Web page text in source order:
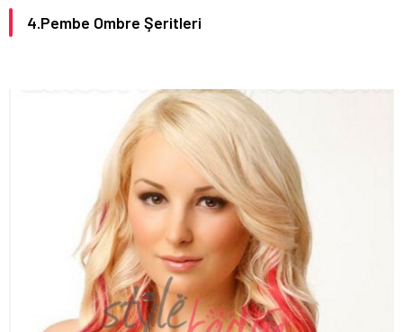
4.Pembe Ombre Şeritleri